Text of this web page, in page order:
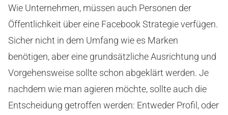
Wie Unternehmen, müssen auch Personen der
Öffentlichkeit über eine Facebook Strategie verfügen.
Sicher nicht in dem Umfang wie es Marken
benötigen, aber eine grundsätzliche Ausrichtung und
Vorgehensweise sollte schon abgeklärt werden. Je
nachdem wie man agieren möchte, sollte auch die
Entscheidung getroffen werden: Entweder Profil, oder